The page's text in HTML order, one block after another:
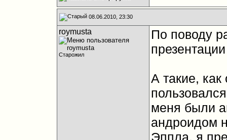
08.06.2010, 23:30
roymusta
Старожил
По поводу
А такие,
меня были
андроидом
Эппла, я